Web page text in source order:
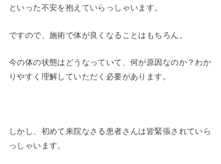
といった不安を抱えていらっしゃいます。
ですので、施術で体が良くなることはもちろん。
今の体の状態はどうなっていて、何が原因なのか？わか
りやすく理解していただく必要があります。
しかし、初めて来院なさる患者さんは皆緊張されていら
っしゃいます。